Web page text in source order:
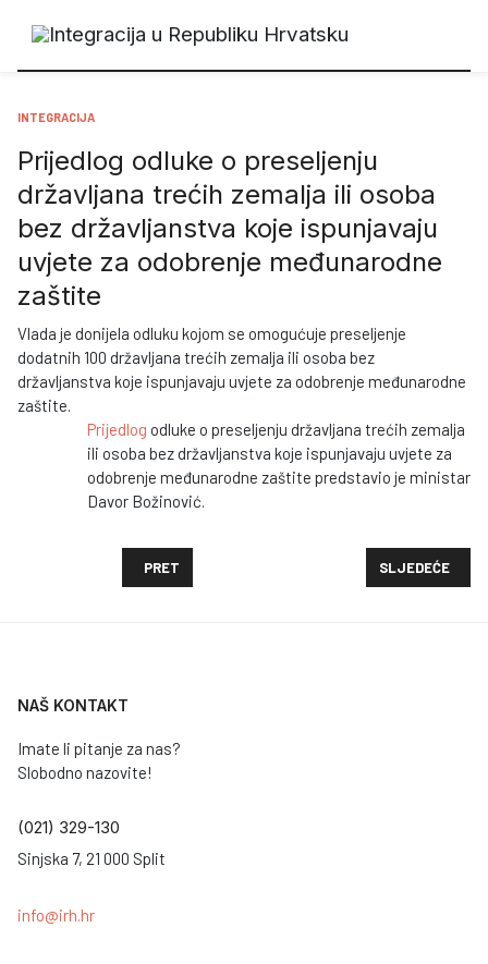
INTEGRACIJA
Prijedlog odluke o preseljenju
državljana trećih zemalja ili osoba
bez državljanstva koje ispunjavaju
uvjete za odobrenje međunarodne
zaštite
Vlada je donijela odluku kojom se omogućuje preseljenje
dodatnih 100 državljana trećih zemalja ili osoba bez
državljanstva koje ispunjavaju uvjete za odobrenje međunarodne
zaštite.
Prijedlog odluke o preseljenju državljana trećih zemalja
ili osoba bez državljanstva koje ispunjavaju uvjete za
odobrenje međunarodne zaštite predstavio je ministar
Davor Božinović.
PRETHODNI ČLANAK: VOLONTIRANJE - VAŽNA
PRET SLJEDEĆI
SLJEDEĆE
NAŠ KONTAKT
Imate li pitanje za nas?
Slobodno nazovite!
(021) 329-130
Sinjska 7, 21 000 Split
info@irh.hr